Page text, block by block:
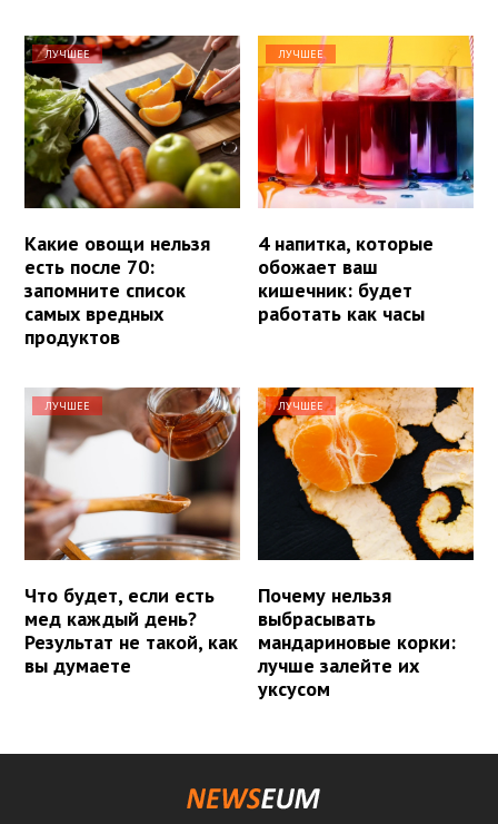
ЛУЧШЕЕ
Какие овощи нельзя
есть после 70:
запомните список
самых вредных
продуктов
ЛУЧШЕЕ
4 напитка, которые
обожает ваш
кишечник: будет
работать как часы
ЛУЧШЕЕ
Что будет, если есть
мед каждый день?
Результат не такой, как
вы думаете
ЛУЧШЕЕ
Почему нельзя
выбрасывать
мандариновые корки:
лучше залейте их
уксусом